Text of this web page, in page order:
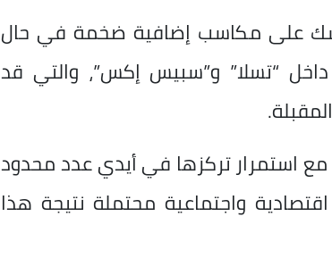
على مكاسب إضافية ضخمة في حال
“تسلا” و”سبيس إكس”، والتي قد
مع استمرار تركزها في أيدي عدد محدود
واجتماعية محتملة نتيجة هذا